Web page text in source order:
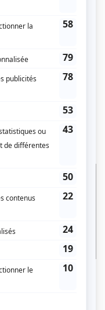
et
pénétrantes au fil
Montréal